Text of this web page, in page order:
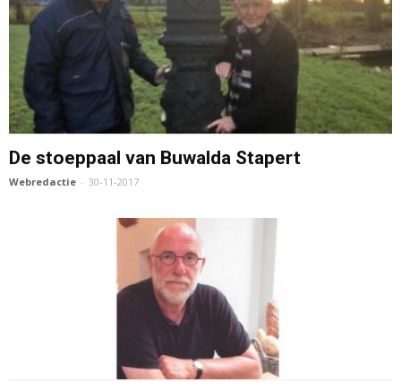
De stoeppaal van Buwalda Stapert
Webredactie - 30-11-2017